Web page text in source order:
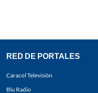
RED DE PORTALES
Caracol Televisión
Blu Radio